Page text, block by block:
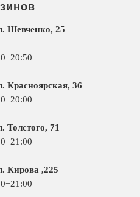
Шевченко, 25
Красноярская, 36
Толстого, 71
Кирова ,225